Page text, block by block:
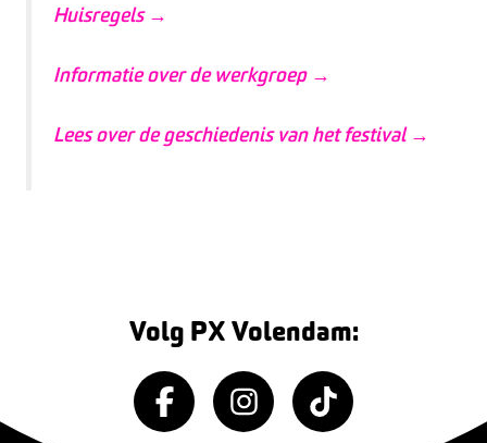
Huisregels →
Informatie over de werkgroep →
Lees over de geschiedenis van het festival →
Volg PX Volendam: